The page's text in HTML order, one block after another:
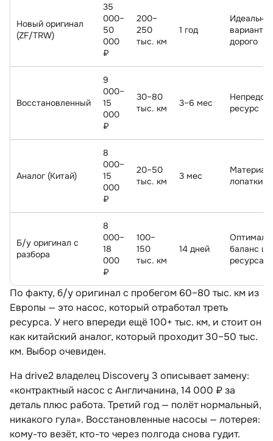
Новый оригинал
(ZF/TRW)
35
000–
50
000
₽
200–
250
тыс. км
1 год
ариант,
дорого
Восстановленный
9
000–
15
000
₽
30–80
тыс. км
3–6 мес
ресурс
Аналог (Китай)
8
000–
15
000
₽
20–50
тыс. км
3 мес
лопатки
Б/у оригинал с
разбора
8
000–
18
000
₽
100–
150
тыс. км
14 дней
аланс
ресурса
По факту, б/у оригинал с пробегом 60–80 тыс. км из
Европы — это насос, который отработал треть
ресурса. У него впереди ещё 100+ тыс. км, и стоит он
как китайский аналог, который проходит 30–50 тыс.
км. Выбор очевиден.
На drive2 владелец Discovery 3 описывает замену:
«контрактный насос с Англичанина, 14 000 ₽ за
деталь плюс работа. Третий год — полёт нормальный,
никакого гула». Восстановленные насосы — лотерея:
кому-то везёт, кто-то через полгода снова гудит.